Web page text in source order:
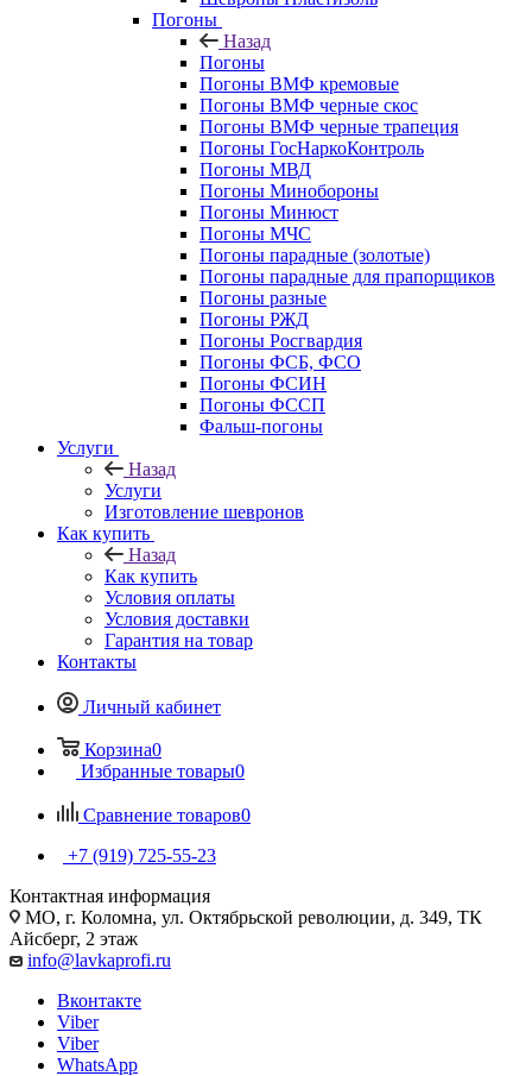
Погоны
Назад
Погоны
Погоны ВМФ кремовые
Погоны ВМФ черные скос
Погоны ВМФ черные трапеция
Погоны ГосНаркоКонтроль
Погоны МВД
Погоны Минобороны
Погоны Минюст
Погоны МЧС
Погоны парадные (золотые)
Погоны парадные для прапорщиков
Погоны разные
Погоны РЖД
Погоны Росгвардия
Погоны ФСБ, ФСО
Погоны ФСИН
Погоны ФССП
Фальш-погоны
Услуги
Назад
Услуги
Изготовление шевронов
Как купить
Назад
Как купить
Условия оплаты
Условия доставки
Гарантия на товар
Контакты
Личный кабинет
Корзина0
Избранные товары0
Сравнение товаров0
+7 (919) 725-55-23
Контактная информация
МО, г. Коломна, ул. Октябрьской революции, д. 349, ТК
Айсберг, 2 этаж
info@lavkaprofi.ru
Вконтакте
Viber
Viber
WhatsApp